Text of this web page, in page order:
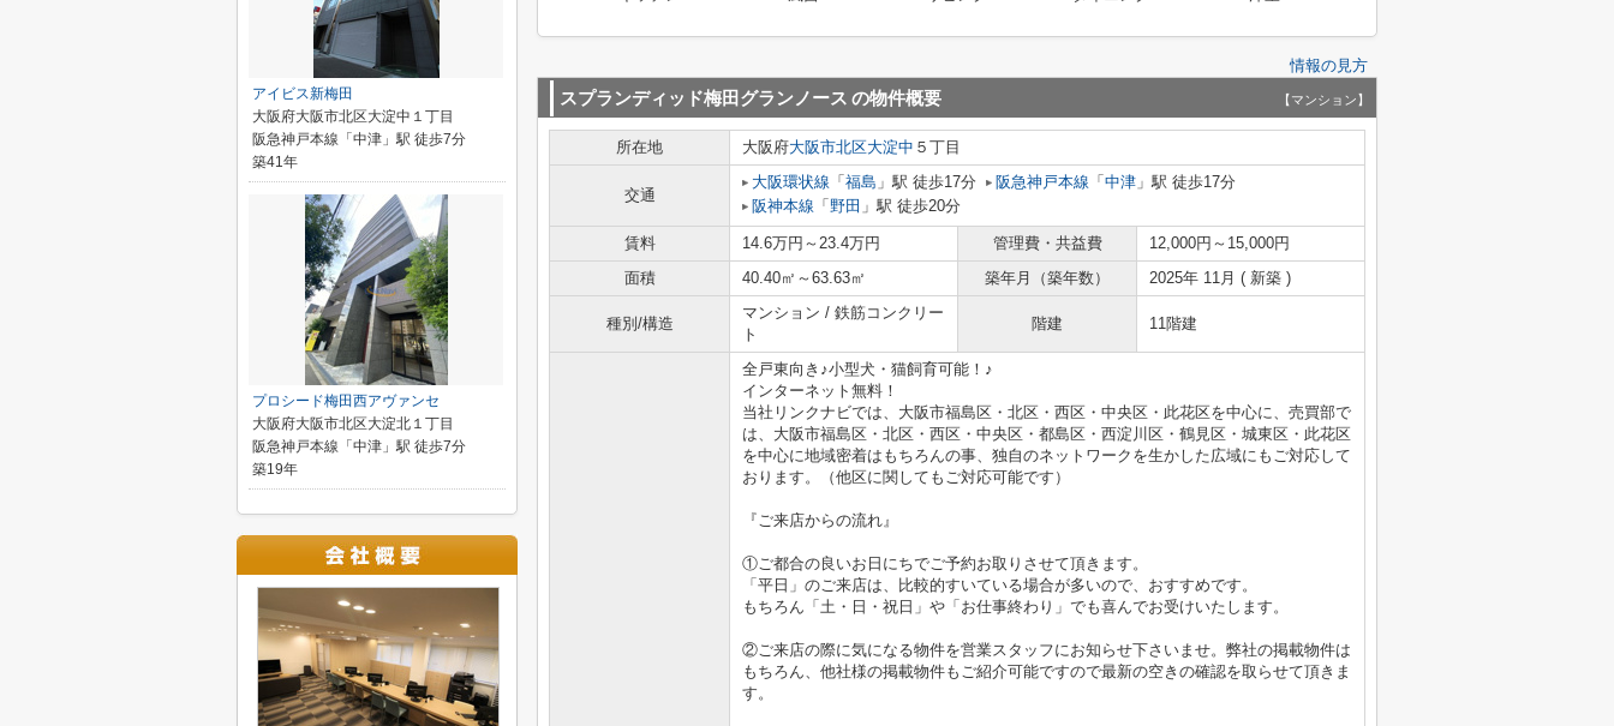
情報の見方
スプランディッド梅田グランノース の物件概要 【マンション】
所在地 大阪府大阪市北区大淀中 ５丁目
交通
大阪環状線 「 福島 」駅 徒歩17分 阪急神戸本線 「 中津 」駅 徒歩17分
阪神本線 「 野田 」駅 徒歩20分
賃料 14.6万円～23.4万円 管理費・共益費
12,000円～15,000円
面積
40.40㎡～63.63㎡ 築年月（築年数） 2025年 11月 ( 新築 )
種別/構造
マンション / 鉄筋コンクリー
ト
階建 11階建
全戸東向き♪小型犬・猫飼育可能！♪
インターネット無料！
当社リンクナビでは、大阪市福島区・北区・西区・中央区・此花区を中心に、売買部で
は、大阪市福島区・北区・西区・中央区・都島区・西淀川区・鶴見区・城東区・此花区
を中心に地域密着はもちろんの事、独自のネットワークを生かした広域にもご対応して
おります。（他区に関してもご対応可能です）
『ご来店からの流れ』
①ご都合の良いお日にちでご予約お取りさせて頂きます。
「平日」のご来店は、比較的すいている場合が多いので、おすすめです。
もちろん「土・日・祝日」や「お仕事終わり」でも喜んでお受けいたします。
②ご来店の際に気になる物件を営業スタッフにお知らせ下さいませ。弊社の掲載物件は
もちろん、他社様の掲載物件もご紹介可能ですので最新の空きの確認を取らせて頂きま
す。
アイビス新梅田
大阪府大阪市北区大淀中１丁目
阪急神戸本線「中津」駅 徒歩7分
築41年
プロシード梅田西アヴァンセ
大阪府大阪市北区大淀北１丁目
阪急神戸本線「中津」駅 徒歩7分
築19年